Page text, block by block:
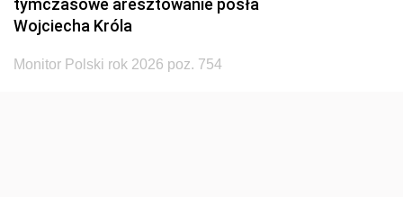
Wojciecha Króla
Monitor Polski rok 2026 poz. 754